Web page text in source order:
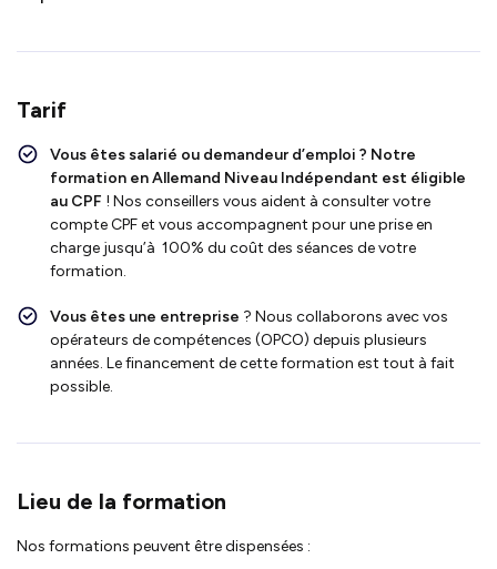
Tarif
Vous êtes salarié ou demandeur d’emploi ? Notre
formation en Allemand Niveau Indépendant est éligible
au CPF ! Nos conseillers vous aident à consulter votre
compte CPF et vous accompagnent pour une prise en
charge jusqu’à 100% du coût des séances de votre
formation.
Vous êtes une entreprise ? Nous collaborons avec vos
opérateurs de compétences (OPCO) depuis plusieurs
années. Le financement de cette formation est tout à fait
possible.
Lieu de la formation
Nos formations peuvent être dispensées :